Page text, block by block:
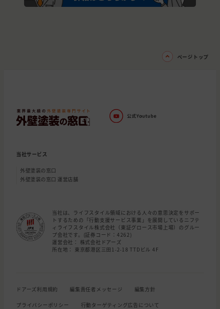
ページトップ
当社サービス
外壁塗装の窓口
外壁塗装の窓口 運営店舗
当社は、ライフスタイル領域における人々の意思決定をサポー
トするための「行動支援サービス事業」を展開しているニフテ
ィライフスタイル株式会社（東証グロース市場上場）のグルー
プ会社です。(証券コード：4262)
運営会社： 株式会社ドアーズ
所在地： 東京都港区三田1-2-18 TTDビル 4F
ドアーズ利用規約 編集責任者メッセージ 編集方針
プライバシーポリシー 行動ターゲティング広告について